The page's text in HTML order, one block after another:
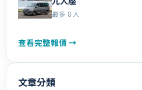
最多 8 人
查看完整報價 →
文章分類